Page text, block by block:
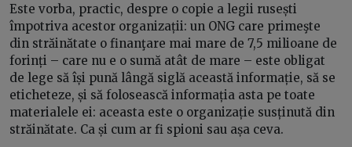
Este vorba, practic, despre o copie a legii rusești
împotriva acestor organizații: un ONG care primeşte
din străinătate o finanţare mai mare de 7,5 milioane de
forinți – care nu e o sumă atât de mare – este obligat
de lege să își pună lângă siglă această informație, să se
eticheteze, și să folosească informația asta pe toate
materialele ei: aceasta este o organizație susținută din
străinătate. Ca și cum ar fi spioni sau așa ceva.